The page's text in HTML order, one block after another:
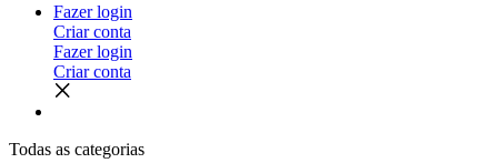
Fazer login
Criar conta
Fazer login
Criar conta
Todas as categorias